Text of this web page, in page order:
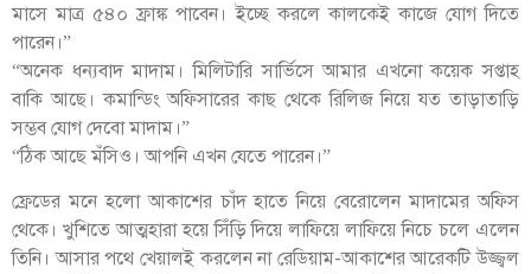
মাসে মাত্র ৫৪০ ফ্রাঙ্ক পাবেন। ইচ্ছে করলে কালকেই কাজে যোগ দিতে
পারেন।”
“অনেক ধন্যবাদ মাদাম। মিলিটারি সার্ভিসে আমার এখনো কয়েক সপ্তাহ
বাকি আছে। কমান্ডিং অফিসারের কাছ থেকে রিলিজ নিয়ে যত তাড়াতাড়ি
সম্ভব যোগ দেবো মাদাম।”
“ঠিক আছে মঁসিও। আপনি এখন যেতে পারেন।”
ফ্রেডের মনে হলো আকাশের চাঁদ হাতে নিয়ে বেরোলেন মাদামের অফিস
থেকে। খুশিতে আত্মহারা হয়ে সিঁড়ি দিয়ে লাফিয়ে লাফিয়ে নিচে চলে এলেন
তিনি। আসার পথে খেয়ালই করলেন না রেডিয়াম-আকাশের আরেকটি উজ্জ্বল